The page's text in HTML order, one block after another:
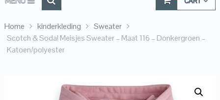
Home kinderkleding
Sweater
Scotch & Soda! Meisjes Sweater – Maat 116 – Donkergroen –
Katoen/polyester